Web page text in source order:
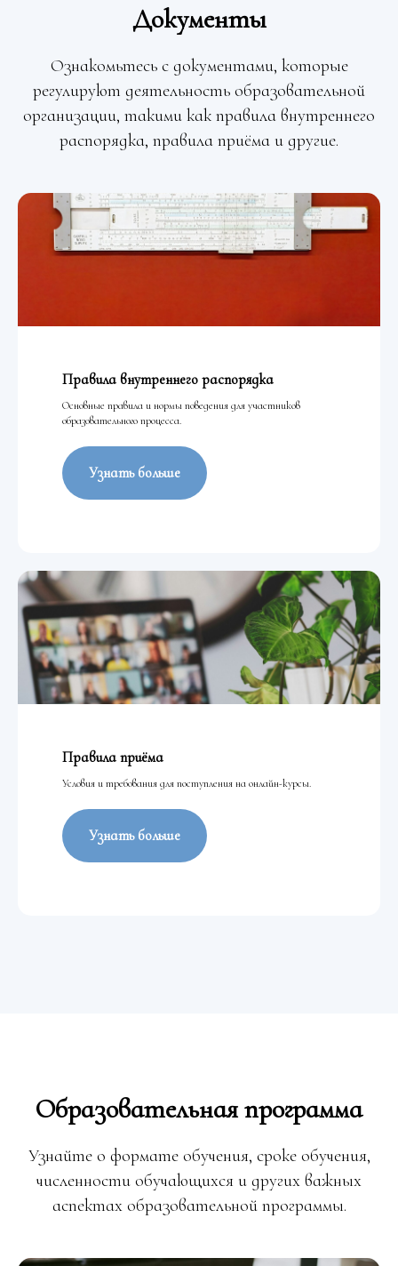
Документы
Ознакомьтесь с документами, которые
регулируют деятельность образовательной
организации, такими как правила внутреннего
распорядка, правила приёма и другие.
Правила внутреннего распорядка
Основные правила и нормы поведения для участников
образовательного процесса.
Узнать больше
Правила приёма
Условия и требования для поступления на онлайн-курсы.
Узнать больше
Образовательная программа
Узнайте о формате обучения, сроке обучения,
численности обучающихся и других важных
аспектах образовательной программы.